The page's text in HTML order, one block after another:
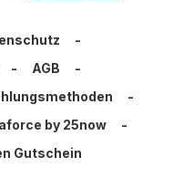
-
- AGB
-
-
by 25now
-
Gutschein